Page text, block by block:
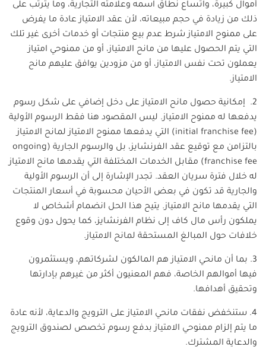
أموال كبيرة، واتساع نطاق اسمه وعلامته التجارية، وما يترتب على
ذلك من زيادة في حجم مبيعاته، لأن عقد الامتياز عادة ما يفرض
على ممنوح الامتياز شرط عدم بيع منتجات أو خدمات أخرى غير تلك
التي يتم الحصول عليها من مانح الامتياز، أو من ممنوحي امتياز
يعملون تحت نفس الامتياز، أو من مزودين يوافق عليهم مانح
الامتياز.
2. إمكانية حصول مانح الامتياز على دخل إضافي على شكل رسوم
يدفعها له ممنوح الامتياز. ليس المقصود هنا فقط الرسوم الأولية
(
initial franchise fee) التي يدفعها ممنوح الامتياز لمانح الامتياز
بالتزامن مع توقيع عقد الفرنشايز، بل والرسوم الجارية (ongoing
franchise fee) مقابل الخدمات المختلفة التي يقدمها مانح الامتياز
له خلال فترة سريان العقد. تجدر الإشارة إلى أن الرسوم الأولية
والجارية قد تكون في بعض الأحيان محسوبة في أسعار المنتجات
التي يقدمها مانح الامتياز. يتيح هذا الحل انضمام أشخاص لا
يملكون رأس مال كاف إلى نظام الفرنشايز، كما يحول دون وقوع
خلافات حول المبالغ المستحقة لمانح الامتياز.
3. بما أن مانحي الامتياز هم المالكون لشركاتهم، ويستثمرون
فيها أموالهم الخاصة، فهم المعنيون أكثر من غيرهم بإدارتها
وتحقيق أهدافها.
4. ستنخفض نفقات مانحي الامتياز على الترويج والدعاية، لأنه عادة
ما يتم إلزام ممنوحي الامتياز بدفع رسوم تخصص لصندوق الترويج
والدعاية المشترك.